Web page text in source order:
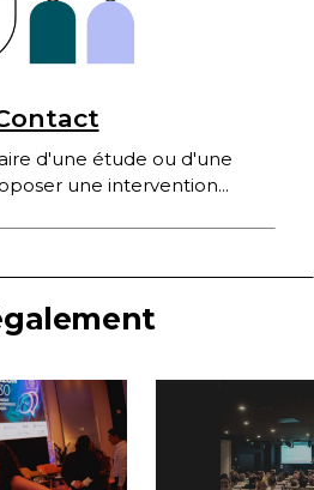
d'une étude ou d'une
une intervention...